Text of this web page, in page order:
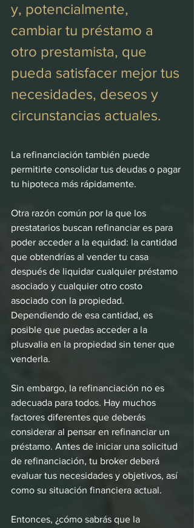
y, potencialmente,
cambiar tu préstamo a
otro prestamista, que
pueda satisfacer mejor tus
necesidades, deseos y
circunstancias actuales.
La refinanciación también puede
permitirte consolidar tus deudas o pagar
tu hipoteca más rápidamente.
Otra razón común por la que los
prestatarios buscan refinanciar es para
poder acceder a la equidad: la cantidad
que obtendrías al vender tu casa
después de liquidar cualquier préstamo
asociado y cualquier otro costo
asociado con la propiedad.
Dependiendo de esa cantidad, es
posible que puedas acceder a la
plusvalia en la propiedad sin tener que
venderla.
Sin embargo, la refinanciación no es
adecuada para todos. Hay muchos
factores diferentes que deberás
considerar al pensar en refinanciar un
préstamo. Antes de iniciar una solicitud
de refinanciación, tu broker deberá
evaluar tus necesidades y objetivos, así
como su situación financiera actual.
Entonces, ¿cómo sabrás que la